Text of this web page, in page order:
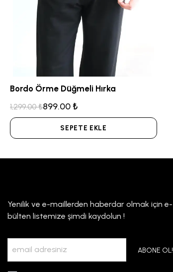
Bordo Örme Düğmeli Hırka
1,299.00 ₺899.00 ₺
SEPETE EKLE
Yenilik ve e-maillerden haberdar olmak için e-
bülten listemize şimdi kaydolun !
ABONE OL!